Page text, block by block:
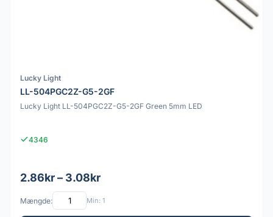
Lucky Light
LL-504PGC2Z-G5-2GF
Lucky Light LL-504PGC2Z-G5-2GF Green 5mm LED
4346
2.86kr – 3.08kr
Mængde: Min: 1